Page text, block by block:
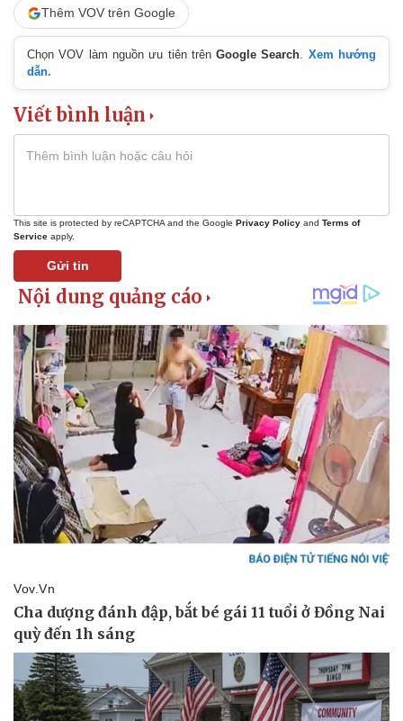
Kinh tế
Bất động sản
Khởi nghiệp
Giá vàng
Tỷ giá
Chứng khoán
Giá cà phê
Thêm VOV trên Google
Chọn VOV làm nguồn ưu tiên trênGoogle Search. Xem hướng
dẫn.
Viết bình luận
This site is protected by reCAPTCHA and the Google Privacy Policy and Terms of
Service apply.
Gửi tin